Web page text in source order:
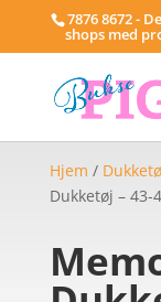
7876 8672 -
shops med
Hjem /
Dukketøj – 43-